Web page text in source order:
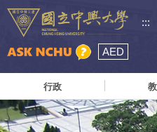
:::
AED
行政